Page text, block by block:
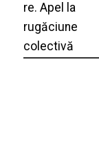
re. Apel la
rugăciune
colectivă